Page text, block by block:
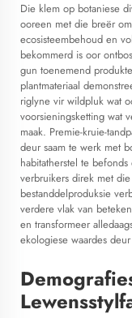
Die klem op botaniese
ooreen met die breër
ecosisteembehoud en
bekommerd is oor
gun toenemend
plantmateriaal
riglyne vir wildpluk wat
voorsieningsketting wat
maak. Premie-kruie-
deur saam te werk met
habitatherstel te
verbruikers direk met
bestanddelproduksie
verdere vlak van
en transformeer
ekologiese waardes